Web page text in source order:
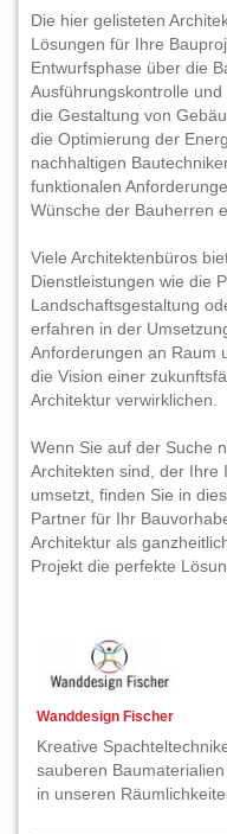
Die hier gelisteten
Lösungen für Ihre
Entwurfsphase über die
Ausführungskontrolle
die Gestaltung von
die Optimierung der
nachhaltigen
funktionalen
Wünsche der Bauherren
Viele Architektenbüros
Dienstleistungen wie die
Landschaftsgestaltung
erfahren in der
Anforderungen an Raum
die Vision einer
Architektur verwirklichen.
Wenn Sie auf der Suche
Architekten sind, der Ihre
umsetzt, finden Sie in
Partner für Ihr
Architektur als
Projekt die perfekte
Wanddesign Fischer
Kreative
sauberen
in unseren